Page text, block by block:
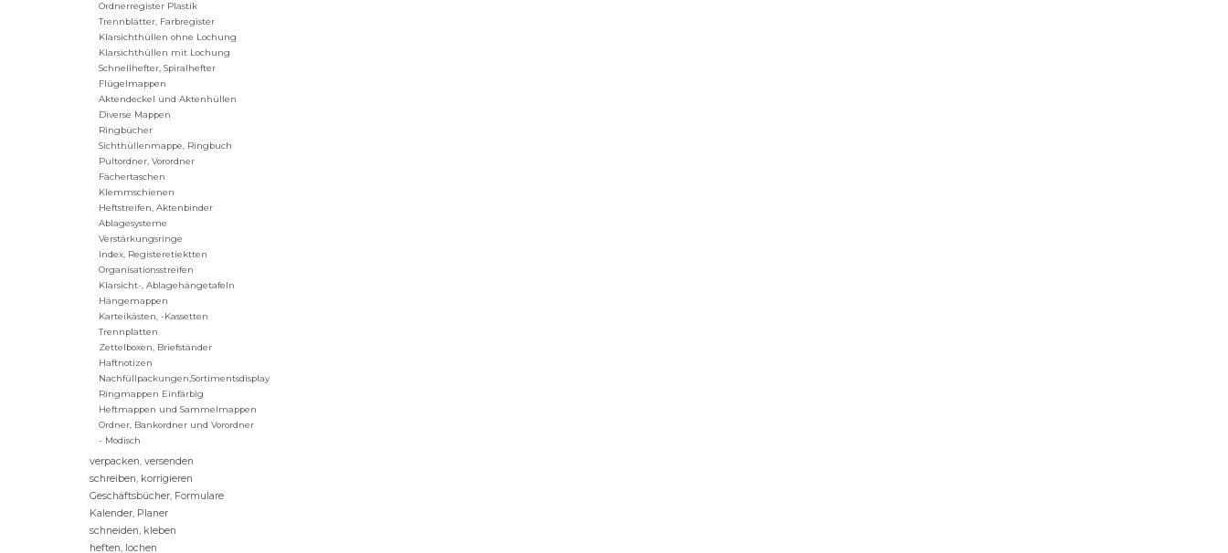
Ordnerregister Plastik
Trennblätter, Farbregister
Klarsichthüllen ohne Lochung
Klarsichthüllen mit Lochung
Schnellhefter, Spiralhefter
Flügelmappen
Aktendeckel und Aktenhüllen
Diverse Mappen
Ringbücher
Sichthüllenmappe, Ringbuch
Pultordner, Vorordner
Fächertaschen
Klemmschienen
Heftstreifen, Aktenbinder
Ablagesysteme
Verstärkungsringe
Index, Registeretiektten
Organisationsstreifen
Klarsicht-, Ablagehängetafeln
Hängemappen
Karteikästen, -Kassetten
Trennplatten
Zettelboxen, Briefständer
Haftnotizen
Nachfüllpackungen,Sortimentsdisplay
Ringmappen Einfärbig
Heftmappen und Sammelmappen
Ordner, Bankordner und Vorordner
- Modisch
verpacken, versenden
schreiben, korrigieren
Geschäftsbücher, Formulare
Kalender, Planer
schneiden, kleben
heften, lochen